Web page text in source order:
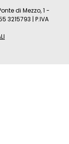
di Mezzo, 1 -
3215793 | P.IVA